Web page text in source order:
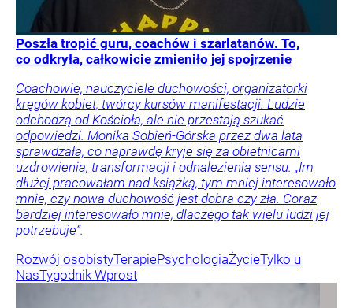
Poszła tropić guru, coachów i szarlatanów. To,
co odkryła, całkowicie zmieniło jej spojrzenie
Coachowie, nauczyciele duchowości, organizatorki
kręgów kobiet, twórcy kursów manifestacji. Ludzie
odchodzą od Kościoła, ale nie przestają szukać
odpowiedzi. Monika Sobień-Górska przez dwa lata
sprawdzała, co naprawdę kryje się za obietnicami
uzdrowienia, transformacji i odnalezienia sensu. „Im
dłużej pracowałam nad książką, tym mniej interesowało
mnie, czy nowa duchowość jest dobra czy zła. Coraz
bardziej interesowało mnie, dlaczego tak wielu ludzi jej
potrzebuje”.
Rozwój osobistyTerapiePsychologiaŻycieTylko u
NasTygodnik Wprost